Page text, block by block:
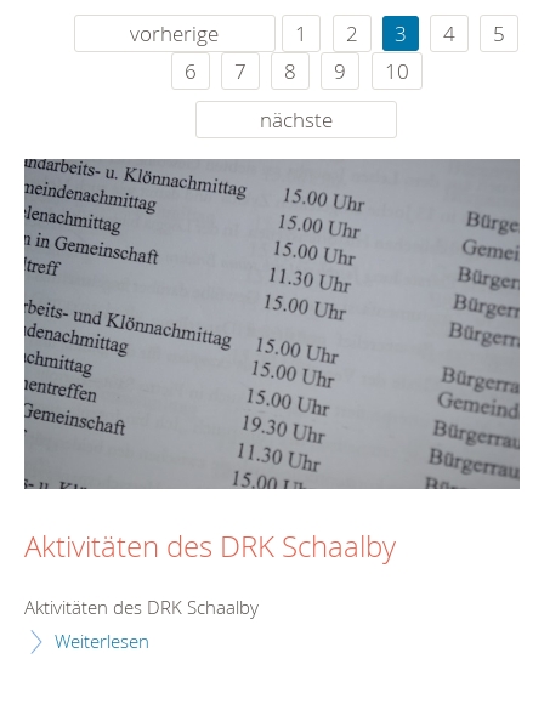
vorherige 1 2 3 4
5
6
7 8 9
10
nächste
Aktivitäten des DRK Schaalby
Aktivitäten des DRK Schaalby
Weiterlesen